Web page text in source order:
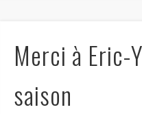
Merci à Eric-
saison